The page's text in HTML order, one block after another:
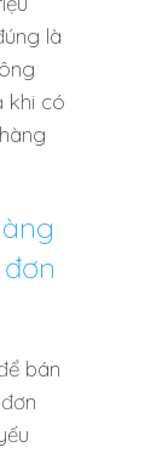
là
khi có
bán